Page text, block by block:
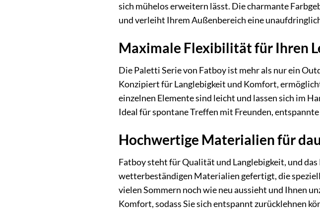
sich mühelos erweitern lässt. Die charmante
und verleiht Ihrem Außenbereich eine
Maximale Flexibilität für Ihren
Die Paletti Serie von Fatboy ist mehr als nur ein
Konzipiert für Langlebigkeit und Komfort,
einzelnen Elemente sind leicht und lassen sich im
Ideal für spontane Treffen mit Freunden,
Hochwertige Materialien für
Fatboy steht für Qualität und Langlebigkeit, und
wetterbeständigen Materialien gefertigt, die
vielen Sommern noch wie neu aussieht und Ihnen
Komfort, sodass Sie sich entspannt zurücklehnen